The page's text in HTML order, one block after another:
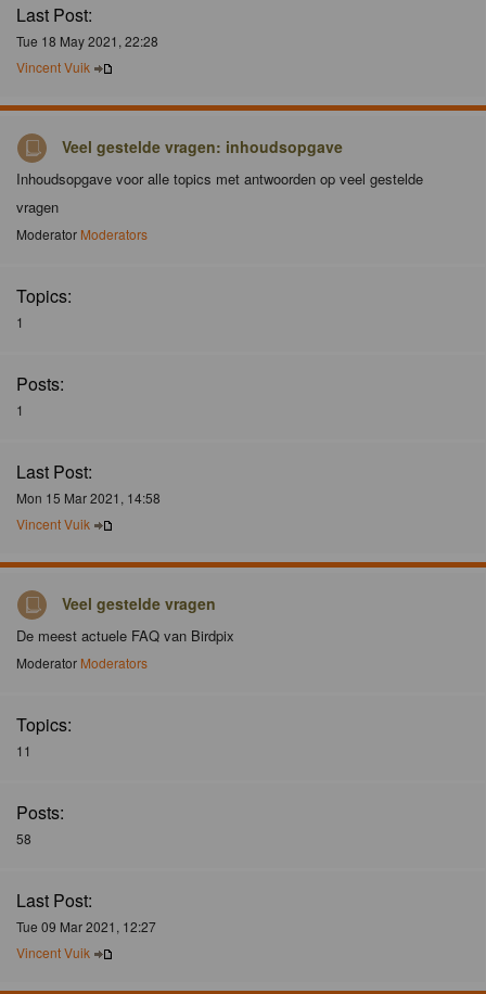
Last Post:
Tue 18 May 2021, 22:28
Vincent Vuik
Veel gestelde vragen: inhoudsopgave
Inhoudsopgave voor alle topics met antwoorden op veel gestelde
vragen
Moderator Moderators
Topics:
1
Posts:
1
Last Post:
Mon 15 Mar 2021, 14:58
Vincent Vuik
Veel gestelde vragen
De meest actuele FAQ van Birdpix
Moderator Moderators
Topics:
11
Posts:
58
Last Post:
Tue 09 Mar 2021, 12:27
Vincent Vuik